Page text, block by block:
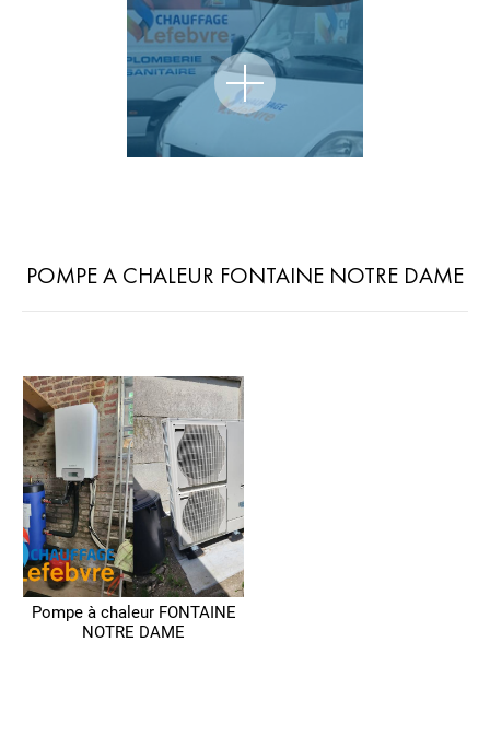
POMPE A CHALEUR FONTAINE NOTRE DAME
Pompe à chaleur FONTAINE
NOTRE DAME